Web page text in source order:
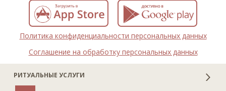
РИТУАЛЬНЫЕ УСЛУГИ
Политика конфиденциальности персональных данных
Соглашение на обработку персональных данных